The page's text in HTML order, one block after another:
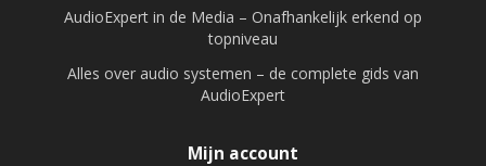
AudioExpert in de Media – Onafhankelijk erkend op
topniveau
Alles over audio systemen – de complete gids van
AudioExpert
Mijn account